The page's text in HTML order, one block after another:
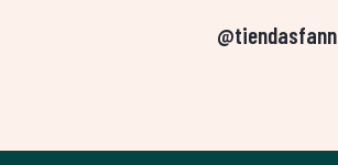
@tiendasfann